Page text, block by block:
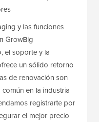
y las funciones
GrowBig
el soporte y la
un sólido retorno
de renovación son
en la industria
registrarte por
el mejor precio